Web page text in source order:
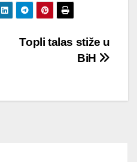
Topli talas stiže u
BiH